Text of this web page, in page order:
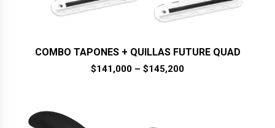
COMBO TAPONES + QUILLAS FUTURE QUAD
$141,000 – $145,200